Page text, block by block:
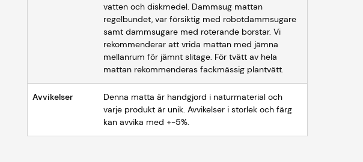
vatten och diskmedel. Dammsug mattan
regelbundet, var försiktig med robotdammsugare
samt dammsugare med roterande borstar. Vi
rekommenderar att vrida mattan med jämna
mellanrum för jämnt slitage. För tvätt av hela
mattan rekommenderas fackmässig plantvätt.
Avvikelser
Denna matta är handgjord i naturmaterial och
varje produkt är unik. Avvikelser i storlek och färg
kan avvika med +-5%.